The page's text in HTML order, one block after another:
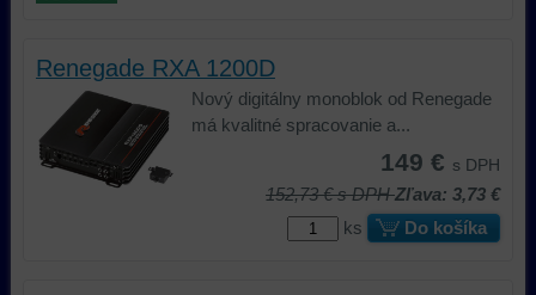
Renegade RXA 1200D
Nový digitálny monoblok od Renegade
má kvalitné spracovanie a...
149 € s DPH
152,73 €s DPH Zľava: 3,73 €
ks
Do košíka